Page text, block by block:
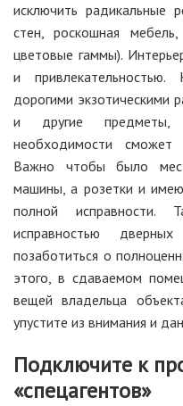
исключить радикальные
стен, роскошная
цветовые гаммы).
и
дорогими экзотическими
и другие предметы,
необходимости сможет
Важно чтобы было
машины, а розетки и
полной исправности.
исправностью
позаботиться о
этого, в сдаваемом
вещей владельца
упустите из внимания и
Подключите к
«спецагентов»